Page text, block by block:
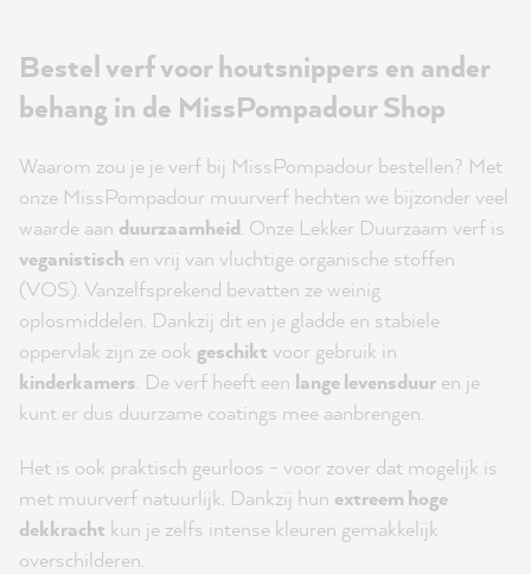
Bestel verf voor houtsnippers en ander
behang in de MissPompadour Shop
Waarom zou je je verf bij MissPompadour bestellen? Met
onze MissPompadour muurverf hechten we bijzonder veel
waarde aan duurzaamheid. Onze Lekker Duurzaam verf is
veganistisch en vrij van vluchtige organische stoffen
(VOS). Vanzelfsprekend bevatten ze weinig
oplosmiddelen. Dankzij dit en je gladde en stabiele
oppervlak zijn ze ook geschikt voor gebruik in
kinderkamers. De verf heeft een lange levensduur en je
kunt er dus duurzame coatings mee aanbrengen.
Het is ook praktisch geurloos - voor zover dat mogelijk is
met muurverf natuurlijk. Dankzij hun extreem hoge
dekkracht kun je zelfs intense kleuren gemakkelijk
overschilderen.